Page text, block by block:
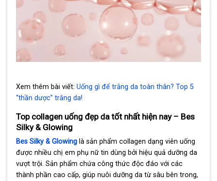
Xem thêm bài viết: Uống gì để trắng da toàn thân? Top 5
“thần dược” trắng da!
Top collagen uống đẹp da tốt nhất hiện nay – Bes
Silky & Glowing
Bes Silky & Glowing là sản phẩm collagen dạng viên uống
được nhiều chị em phụ nữ tin dùng bởi hiệu quả dưỡng da
vượt trội. Sản phẩm chứa công thức độc đáo với các
thành phần cao cấp, giúp nuôi dưỡng da từ sâu bên trong,